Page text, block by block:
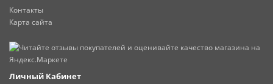
Контакты
Карта сайта
Личный Кабинет